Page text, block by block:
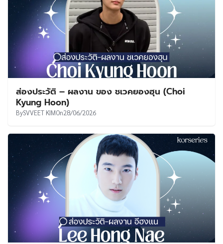
ส่องประวัติ – ผลงาน ของ ชเวคยองฮุน (Choi
Kyung Hoon)
BySVVEET KIMOn28/06/2026